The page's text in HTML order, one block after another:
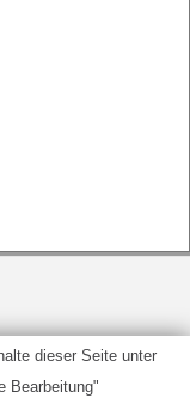
dieser Seite unter